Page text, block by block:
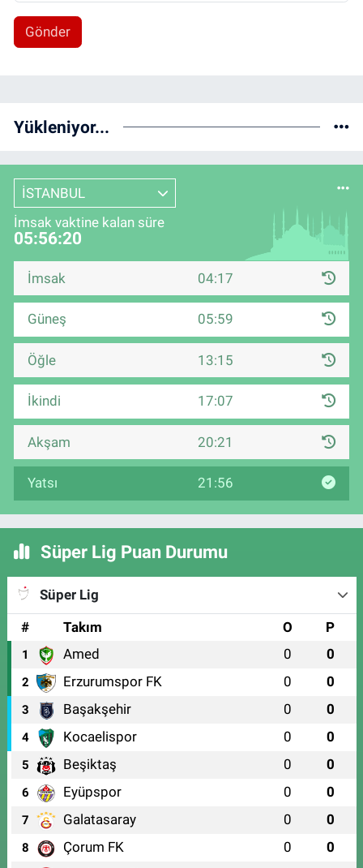
Gönder
Yükleniyor...
İSTANBUL
İmsak vaktine kalan süre
05:56:20
İmsak 04:17
Güneş 05:59
Öğle 13:15
İkindi 17:07
Akşam 20:21
Yatsı 21:56
Süper Lig Puan Durumu
Süper Lig
#
Takım O P
1 Amed 0 0
2 Erzurumspor FK 0 0
3 Başakşehir 0 0
4 Kocaelispor 0 0
5 Beşiktaş 0 0
6 Eyüpspor 0 0
7 Galatasaray 0 0
8 Çorum FK 0 0